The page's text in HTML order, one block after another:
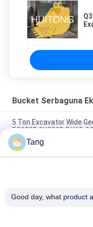
Bucket Serbaguna
5 Ton Excavator Wide
EC950E CX500D DX65-
4 Inch 1 Excavator Earth
R300
Bucket Tujuan Umum
Tang
Good day, what product